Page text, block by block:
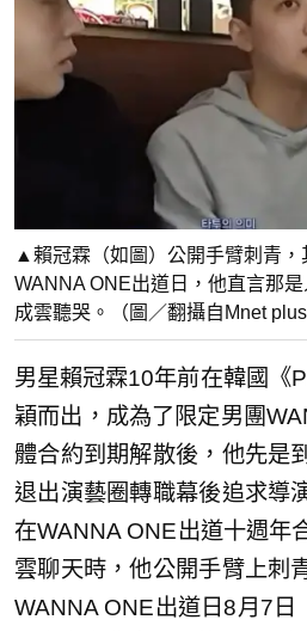
▲賴冠霖（如圖）公開手臂刺青
WANNA ONE出道日，他直言那
成雲聽哭。（圖／翻攝自Mnet plus
男星賴冠霖10年前在韓國《
穎而出，成為了限定男團
體合約到期解散後，他先是
退出演藝圈轉職幕後追求導
在WANNA ONE出道十週年
雲聊天時，他公開手臂上刺
WANNA ONE出道日8月7日